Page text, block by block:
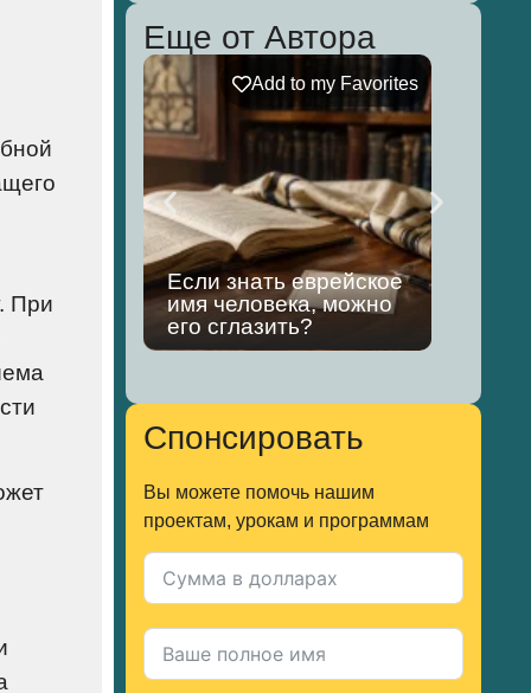
При
Еще от Автора
Add to my Favorites
Если знать еврейское
имя человека, можно
его сглазить?
Спонсировать
Вы можете помочь нашим
проектам, урокам и программам